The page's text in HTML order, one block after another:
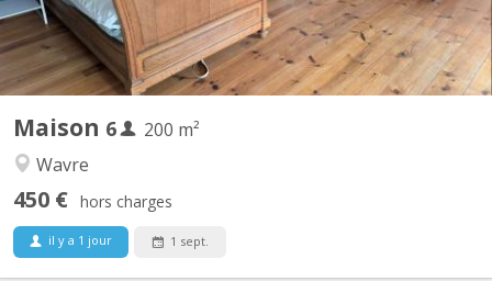
Maison 6
200 m²
Wavre
450 € hors charges
il y a 1 jour 1 sept.